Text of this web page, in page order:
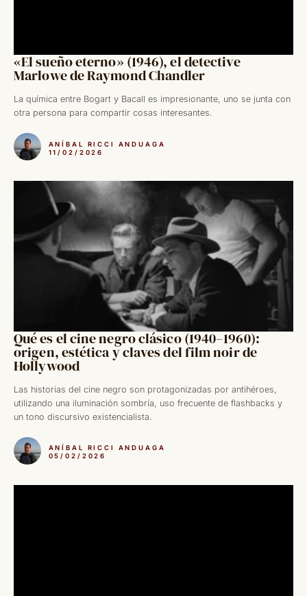
«El sueño eterno» (1946), el detective
Marlowe de Raymond Chandler
La química entre Bogart y Bacall es impresionante, uno se junta con
otra persona para compartir cosas interesantes.
ANÍBAL RICCI ANDUAGA
11/02/2026
Qué es el cine negro clásico (1940–1960):
origen, estética y claves del film noir de
Hollywood
Las historias del cine negro son protagonizadas por antihéroes,
utilizando una iluminación sombría, uso frecuente de flashbacks y
un tono discursivo existencialista.
ANÍBAL RICCI ANDUAGA
05/02/2026